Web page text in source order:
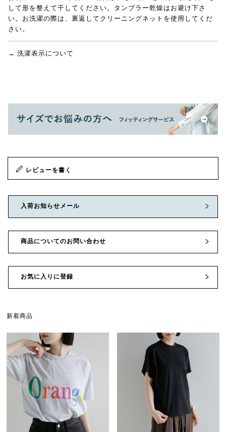
して形を整えて干してください。タンブラー乾燥はお避け下さ
い。お洗濯の際は、裏返してクリーニングネットを使用してくだ
さい。
→ 洗濯表示について
レビューを書く
入荷お知らせメール
商品についてのお問い合わせ
お気に入りに登録
新着商品